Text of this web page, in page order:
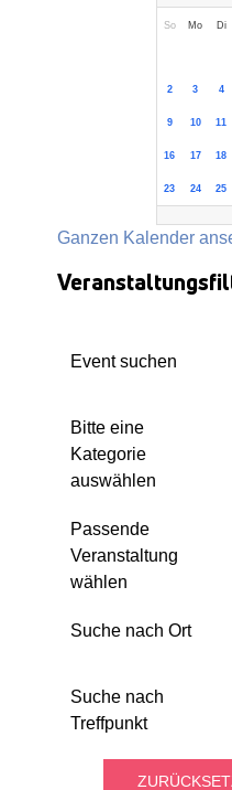
So Mo Di
2 3 4
9 10 11
16 17 18
23 24 25
Ganzen Kalender
Event suchen
Bitte eine
Kategorie
auswählen
Passende
Veranstaltung
wählen
Suche nach Ort
Suche nach
Treffpunkt